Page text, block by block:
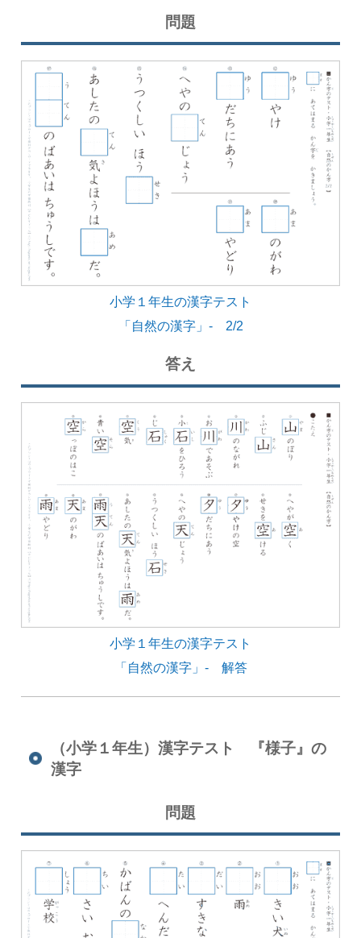
問題
小学１年生の漢字テスト
「自然の漢字」- 2/2
答え
小学１年生の漢字テスト
「自然の漢字」- 解答
（小学１年生）漢字テスト 『様子』の
漢字
問題